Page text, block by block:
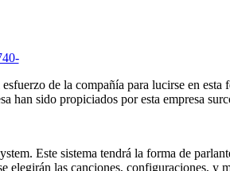
de la compañía para lucirse en esta
han sido propiciados por esta empresa
Este sistema tendrá la forma de
elegirán las canciones, configuraciones, y